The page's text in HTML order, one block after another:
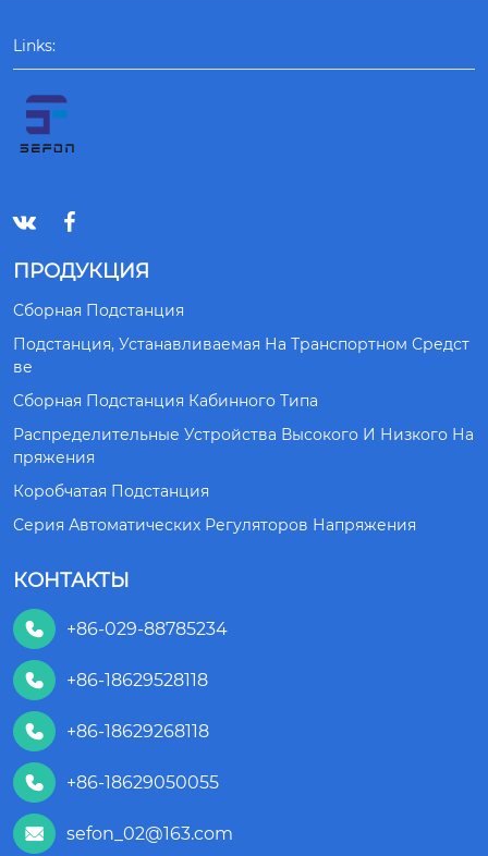
Links:
 
ПРОДУКЦИЯ
Сборная Подстанция
Подстанция, Устанавливаемая На Транспортном Средст
Ве
Сборная Подстанция Кабинного Типа
Распределительные Устройства Высокого И Низкого На
Пряжения
Коробчатая Подстанция
Серия Автоматических Регуляторов Напряжения
КОНТАКТЫ
 +86-029-88785234
 +86-18629528118
 +86-18629268118
 +86-18629050055
 sefon_02@163.com